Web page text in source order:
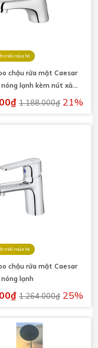
mãi mùa hè
chậu rửa mặt Caesar
nóng lạnh kèm nút xả
1.188.000₫ 21%
mãi mùa hè
chậu rửa mặt Caesar
lạnh
1.264.000₫ 25%